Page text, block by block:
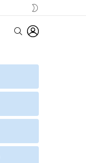
SKIN
SEARCH